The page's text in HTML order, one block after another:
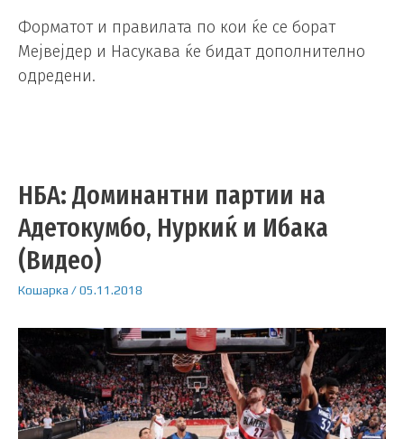
Форматот и правилата по кои ќе се борат
Мејвејдер и Насукава ќе бидат дополнително
одредени.
НБА: Доминантни партии на
Адетокумбо, Нуркиќ и Ибака
(Видео)
Кошарка /05.11.2018